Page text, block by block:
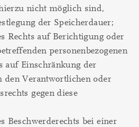
nicht möglich sind,
der Speicherdauer;
Rechts auf Berichtigung oder
personenbezogenen
auf Einschränkung der
den Verantwortlichen oder
gegen diese
Beschwerderechts bei einer